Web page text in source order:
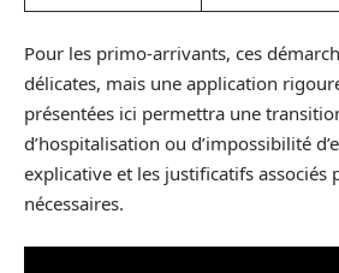
Pour les primo-arrivants, ces
délicates, mais une application
présentées ici permettra une
d’hospitalisation ou d’impossibilité
explicative et les justificatifs associés
nécessaires.